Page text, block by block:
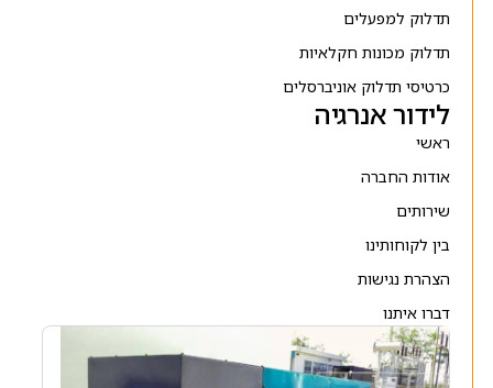
תדלוק למפעלים
תדלוק מכונות חקלאיות
כרטיסי תדלוק אוניברסלים
לידור אנרגיה
ראשי
אודות החברה
שירותים
בין לקוחותינו
הצהרת נגישות
דברו איתנו